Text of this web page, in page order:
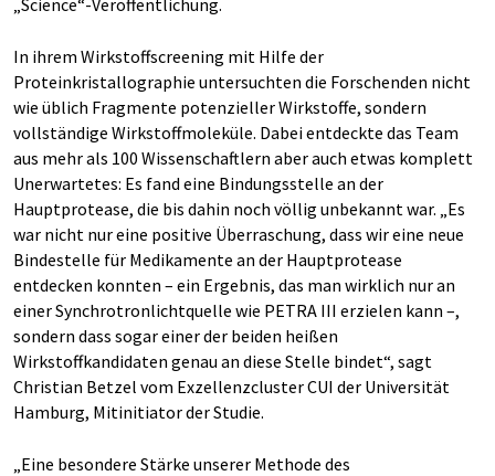
In ihrem Wirkstoffscreening mit Hilfe der
Proteinkristallographie untersuchten die Forschenden nicht
wie üblich Fragmente potenzieller Wirkstoffe, sondern
vollständige Wirkstoffmoleküle. Dabei entdeckte das Team
aus mehr als 100 Wissenschaftlern aber auch etwas komplett
Unerwartetes: Es fand eine Bindungsstelle an der
Hauptprotease, die bis dahin noch völlig unbekannt war. „Es
war nicht nur eine positive Überraschung, dass wir eine neue
Bindestelle für Medikamente an der Hauptprotease
entdecken konnten – ein Ergebnis, das man wirklich nur an
einer Synchrotronlichtquelle wie PETRA III erzielen kann –,
sondern dass sogar einer der beiden heißen
Wirkstoffkandidaten genau an diese Stelle bindet“, sagt
Christian Betzel vom Exzellenzcluster CUI der Universität
Hamburg, Mitinitiator der Studie.
„Eine besondere Stärke unserer Methode des